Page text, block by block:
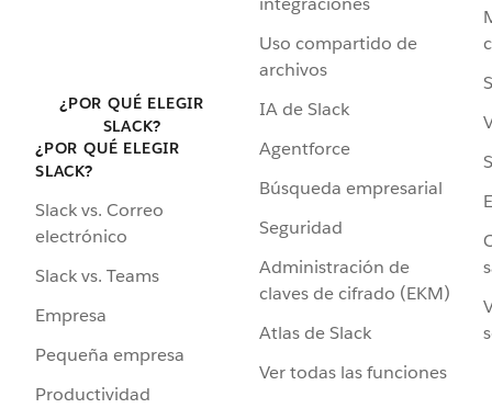
¿POR QUÉ ELEGIR
SLACK?
¿POR QUÉ ELEGIR
SLACK?
Slack vs. Correo
electrónico
Slack vs. Teams
Empresa
Pequeña empresa
Productividad
Uso compartido de
archivos
IA de Slack
Agentforce
Búsqueda empresarial
Seguridad
Administración de
claves de cifrado (EKM)
Atlas de Slack
Ver todas las funciones